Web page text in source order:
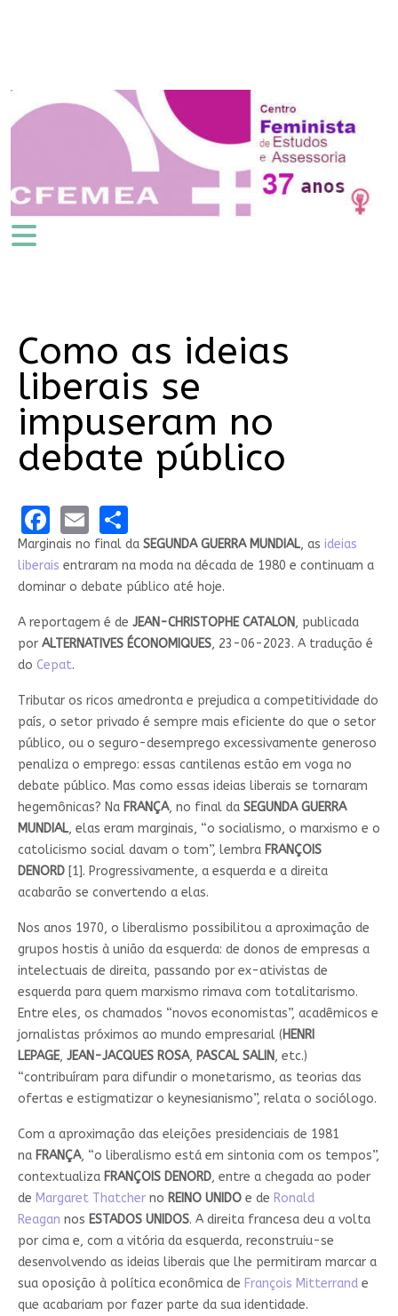
Como as ideias
liberais se
impuseram no
debate público
Facebook
EmailShare
Marginais no final da SEGUNDA GUERRA MUNDIAL, as ideias
liberais entraram na moda na década de 1980 e continuam a
dominar o debate público até hoje.
A reportagem é de JEAN-CHRISTOPHE CATALON, publicada
por ALTERNATIVES ÉCONOMIQUES, 23-06-2023. A tradução é
do Cepat.
Tributar os ricos amedronta e prejudica a competitividade do
país, o setor privado é sempre mais eficiente do que o setor
público, ou o seguro-desemprego excessivamente generoso
penaliza o emprego: essas cantilenas estão em voga no
debate público. Mas como essas ideias liberais se tornaram
hegemônicas? Na FRANÇA, no final da SEGUNDA GUERRA
MUNDIAL, elas eram marginais, “o socialismo, o marxismo e o
catolicismo social davam o tom”, lembra FRANÇOIS
DENORD[1]. Progressivamente, a esquerda e a direita
acabarão se convertendo a elas.
Nos anos 1970, o liberalismo possibilitou a aproximação de
grupos hostis à união da esquerda: de donos de empresas a
intelectuais de direita, passando por ex-ativistas de
esquerda para quem marxismo rimava com totalitarismo.
Entre eles, os chamados “novos economistas”, acadêmicos e
jornalistas próximos ao mundo empresarial (HENRI
LEPAGE, JEAN-JACQUES ROSA, PASCAL SALIN, etc.)
“contribuíram para difundir o monetarismo, as teorias das
ofertas e estigmatizar o keynesianismo”, relata o sociólogo.
Com a aproximação das eleições presidenciais de 1981
na FRANÇA, “o liberalismo está em sintonia com os tempos”,
contextualiza FRANÇOIS DENORD, entre a chegada ao poder
de Margaret Thatcherno REINO UNIDOe de Ronald
Reagan nos ESTADOS UNIDOS. A direita francesa deu a volta
por cima e, com a vitória da esquerda, reconstruiu-se
desenvolvendo as ideias liberais que lhe permitiram marcar a
sua oposição à política econômica de François Mitterrande
que acabariam por fazer parte da sua identidade.